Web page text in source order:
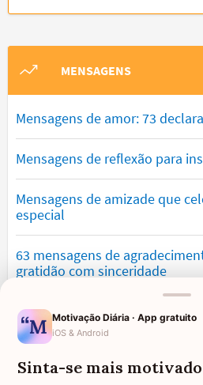
MENSAGENS
Mensagens de amor: 73
Mensagens de reflexão para
Mensagens de amizade que
especial
63 mensagens de
gratidão com sinceridade
Mensagens de saudade que
expressam falta
Mensagens de otimismo que
Motivação Diária · App gratuito
iOS & Android
Sinta-se mais